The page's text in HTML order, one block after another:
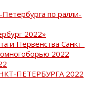
Петербурга по ралли-
2022»
и Первенства Санкт-
2022
ПЕТЕРБУРГА 2022